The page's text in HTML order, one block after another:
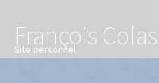
contenu
François Colas
Site personnel